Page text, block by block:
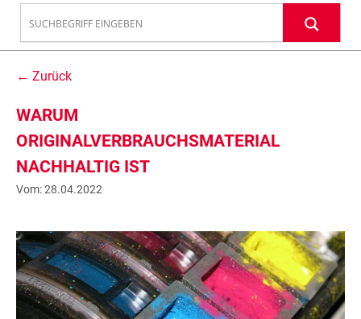
← Zurück
WARUM
ORIGINALVERBRAUCHSMATERIAL
NACHHALTIG IST
Vom: 28.04.2022